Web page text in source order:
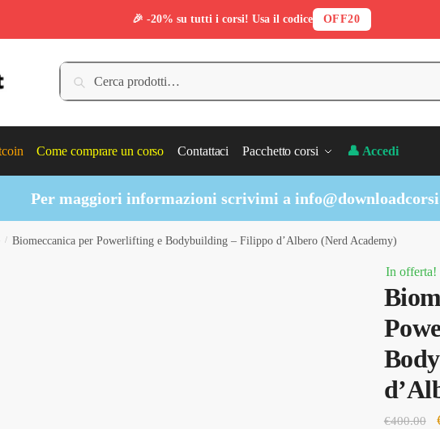
Cerca:
Cerca
Come comprare un corso Contattaci Pacchetto corsi 👤 Accedi
Per maggiori informazioni scrivimi a
/ Biomeccanica per Powerlifting e Bodybuilding – Filippo d’Albero (Nerd Academy)
In offerta!
€400.00
🎉 -20% su tutti i corsi! Usa il codice OFF20